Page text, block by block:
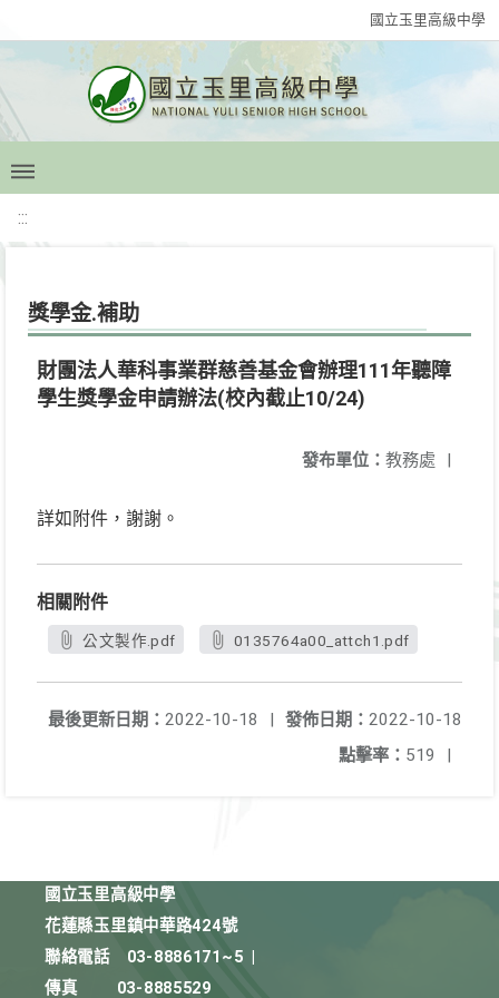
國立玉里高級中學
:::
獎學金.補助
財團法人華科事業群慈善基金會辦理111年聽障
學生獎學金申請辦法(校內截止10/24)
發布單位： 教務處 |
詳如附件，謝謝。
相關附件
公文製作.pdf 0135764a00_attch1.pdf
發佈日期： 2022-10-18
最後更新日期： 2022-10-18
|
點擊率： 519 |
國立玉里高級中學
花蓮縣玉里鎮中華路424號
聯絡電話
03-8886171~5
傳真
03-8885529